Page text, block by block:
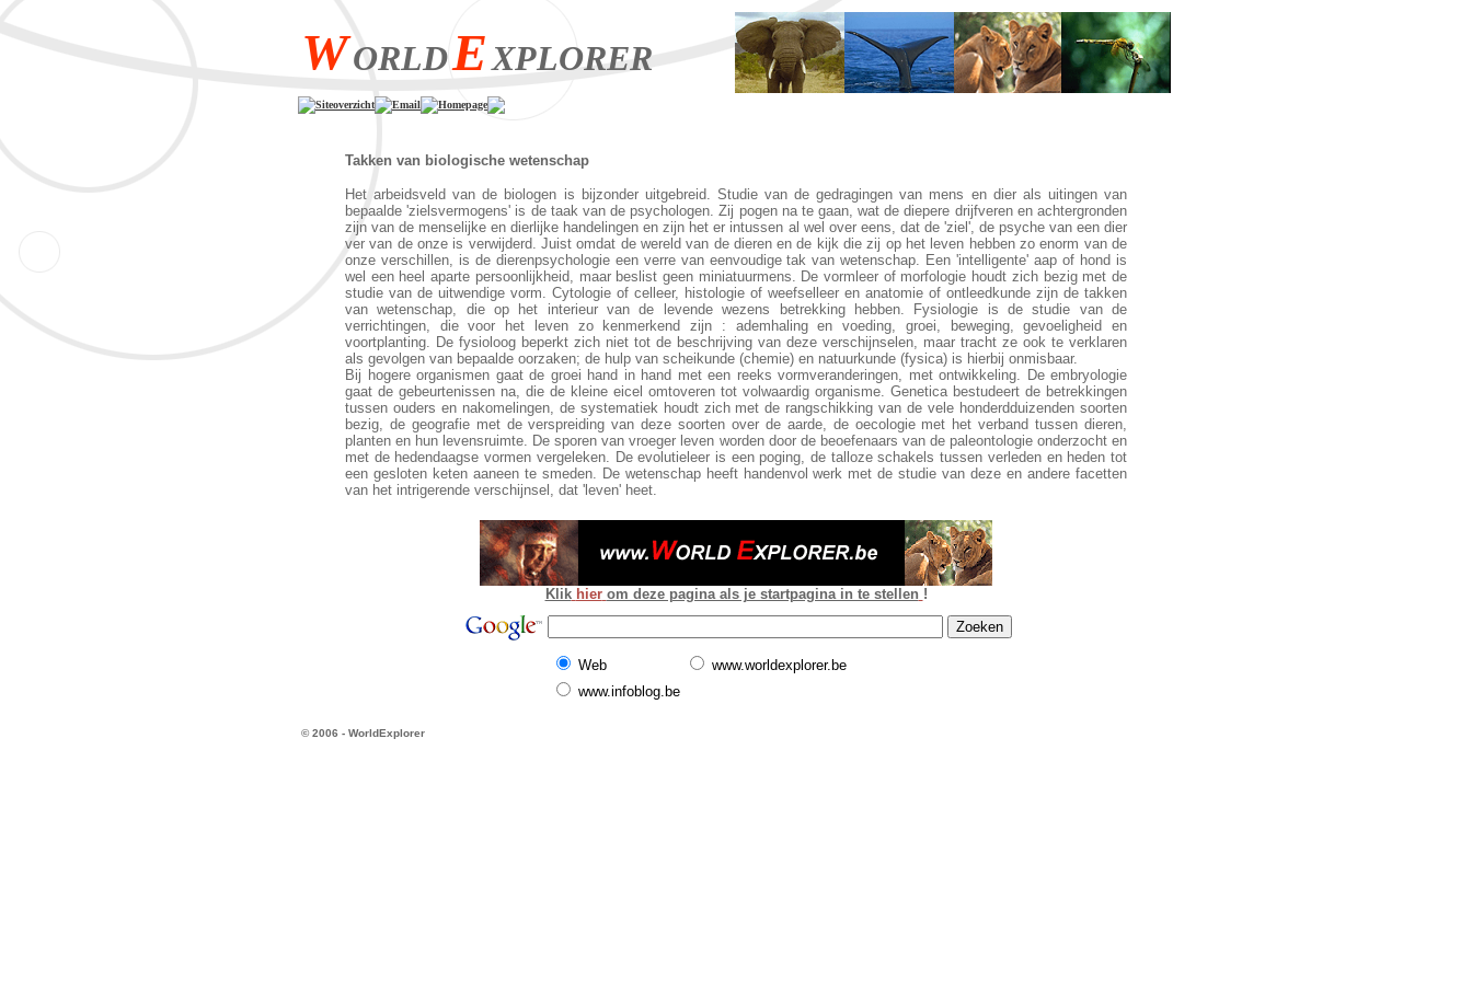
WORLDEXPLORER
Siteoverzicht Email Homepage
Takken van biologische wetenschap
Het arbeidsveld van de biologen is bijzonder uitgebreid. Studie van de gedragingen van mens en dier als uitingen van
bepaalde 'zielsvermogens' is de taak van de psychologen. Zij pogen na te gaan, wat de diepere drijfveren en achtergronden
zijn van de menselijke en dierlijke handelingen en zijn het er intussen al wel over eens, dat de 'ziel', de psyche van een dier
ver van de onze is verwijderd. Juist omdat de wereld van de dieren en de kijk die zij op het leven hebben zo enorm van de
onze verschillen, is de dierenpsychologie een verre van eenvoudige tak van wetenschap. Een 'intelligente' aap of hond is
wel een heel aparte persoonlijkheid, maar beslist geen miniatuurmens. De vormleer of morfologie houdt zich bezig met de
studie van de uitwendige vorm. Cytologie of celleer, histologie of weefselleer en anatomie of ontleedkunde zijn de takken
van wetenschap, die op het interieur van de levende wezens betrekking hebben. Fysiologie is de studie van de
verrichtingen, die voor het leven zo kenmerkend zijn : ademhaling en voeding, groei, beweging, gevoeligheid en
voortplanting. De fysioloog beperkt zich niet tot de beschrijving van deze verschijnselen, maar tracht ze ook te verklaren
als gevolgen van bepaalde oorzaken; de hulp van scheikunde (chemie) en natuurkunde (fysica) is hierbij onmisbaar.
Bij hogere organismen gaat de groei hand in hand met een reeks vormveranderingen, met ontwikkeling. De embryologie
gaat de gebeurtenissen na, die de kleine eicel omtoveren tot volwaardig organisme. Genetica bestudeert de betrekkingen
tussen ouders en nakomelingen, de systematiek houdt zich met de rangschikking van de vele honderdduizenden soorten
bezig, de geografie met de verspreiding van deze soorten over de aarde, de oecologie met het verband tussen dieren,
planten en hun levensruimte. De sporen van vroeger leven worden door de beoefenaars van de paleontologie onderzocht en
met de hedendaagse vormen vergeleken. De evolutieleer is een poging, de talloze schakels tussen verleden en heden tot
een gesloten keten aaneen te smeden. De wetenschap heeft handenvol werk met de studie van deze en andere facetten
van het intrigerende verschijnsel, dat 'leven' heet.
Klik hier om deze pagina als je startpagina in te stellen !
Web
www.worldexplorer.be
www.infoblog.be
© 2006 - WorldExplorer